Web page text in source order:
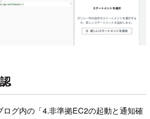
ログ内の「4.非準拠EC2の起動と通知確